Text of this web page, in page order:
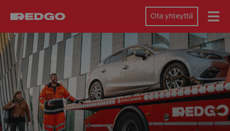
Ota yhteyttä